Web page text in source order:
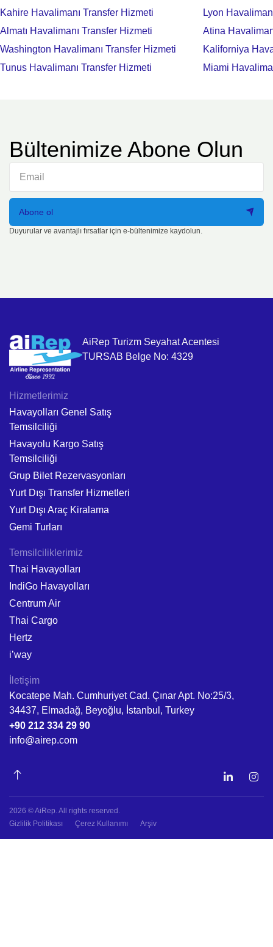
Kahire Havalimanı Transfer Hizmeti
Lyon
Almatı Havalimanı Transfer Hizmeti
Atina
Washington Havalimanı Transfer Hizmeti
Kaliforniya
Tunus Havalimanı Transfer Hizmeti
Miami
Bültenimize Abone Olun
Abone ol
Duyurular ve avantajlı fırsatlar için e-bültenimize kaydolun.
AiRep Turizm Seyahat Acentesi
TURSAB Belge No: 4329
Hizmetlerimiz
Havayolları Genel Satış
Temsilciliği
Havayolu Kargo Satış
Temsilciliği
Grup Bilet Rezervasyonları
Yurt Dışı Transfer Hizmetleri
Yurt Dışı Araç Kiralama
Gemi Turları
Temsilciliklerimiz
Thai Havayolları
IndiGo Havayolları
Centrum Air
Thai Cargo
Hertz
i’way
İletişim
Kocatepe Mah. Cumhuriyet Cad. Çınar Apt. No:25/3,
34437, Elmadağ, Beyoğlu, İstanbul, Turkey
+90 212 334 29 90
info@airep.com
2026 © AiRep. All rights reserved.
Gizlilik Politikası
Çerez Kullanımı Arşiv